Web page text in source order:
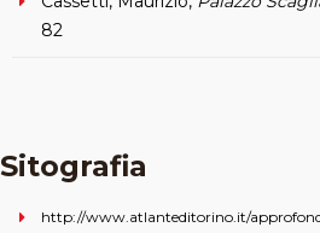
82
Sitografia
http://www.atlanteditorino.it/